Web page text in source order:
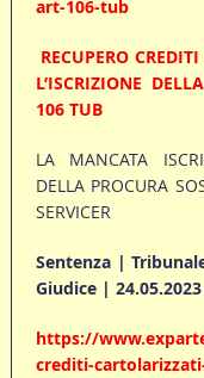
art-106-tub
RECUPERO
L’ISCRIZIONE
106 TUB
LA MANCATA
DELLA PROCURA
SERVICER
Sentenza |
Giudice |
https://
crediti-